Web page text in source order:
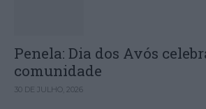
Penela: Dia dos Avós
comunidade
30 DE JULHO, 2026